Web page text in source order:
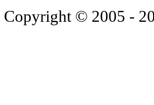
Copyright © 2005 -